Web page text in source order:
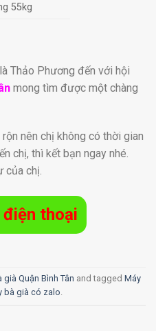
55kg
Thảo Phương đến với hội
mong tìm được một chàng
nên chị không có thời gian
chị, thì kết bạn ngay nhé.
của chị.
điện thoại
già Quận Bình Tân and tagged Máy
bà già có zalo.